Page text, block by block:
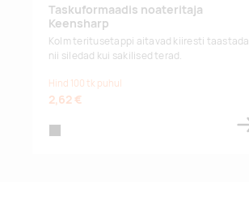
Taskuformaadis noateritaja
Keensharp
Kolm teritusetappi aitavad kiiresti taastada
nii siledad kui sakilised terad.
Hind 100 tk puhul
2,62 €